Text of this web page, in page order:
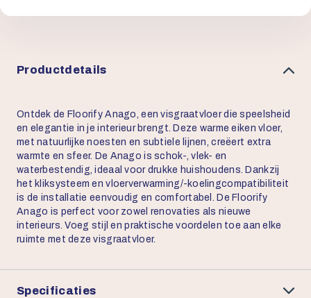
Productdetails
Ontdek de Floorify Anago, een visgraatvloer die speelsheid
en elegantie in je interieur brengt. Deze warme eiken vloer,
met natuurlijke noesten en subtiele lijnen, creëert extra
warmte en sfeer. De Anago is schok-, vlek- en
waterbestendig, ideaal voor drukke huishoudens. Dankzij
het kliksysteem en vloerverwarming/-koelingcompatibiliteit
is de installatie eenvoudig en comfortabel. De Floorify
Anago is perfect voor zowel renovaties als nieuwe
interieurs. Voeg stijl en praktische voordelen toe aan elke
ruimte met deze visgraatvloer.
Specificaties